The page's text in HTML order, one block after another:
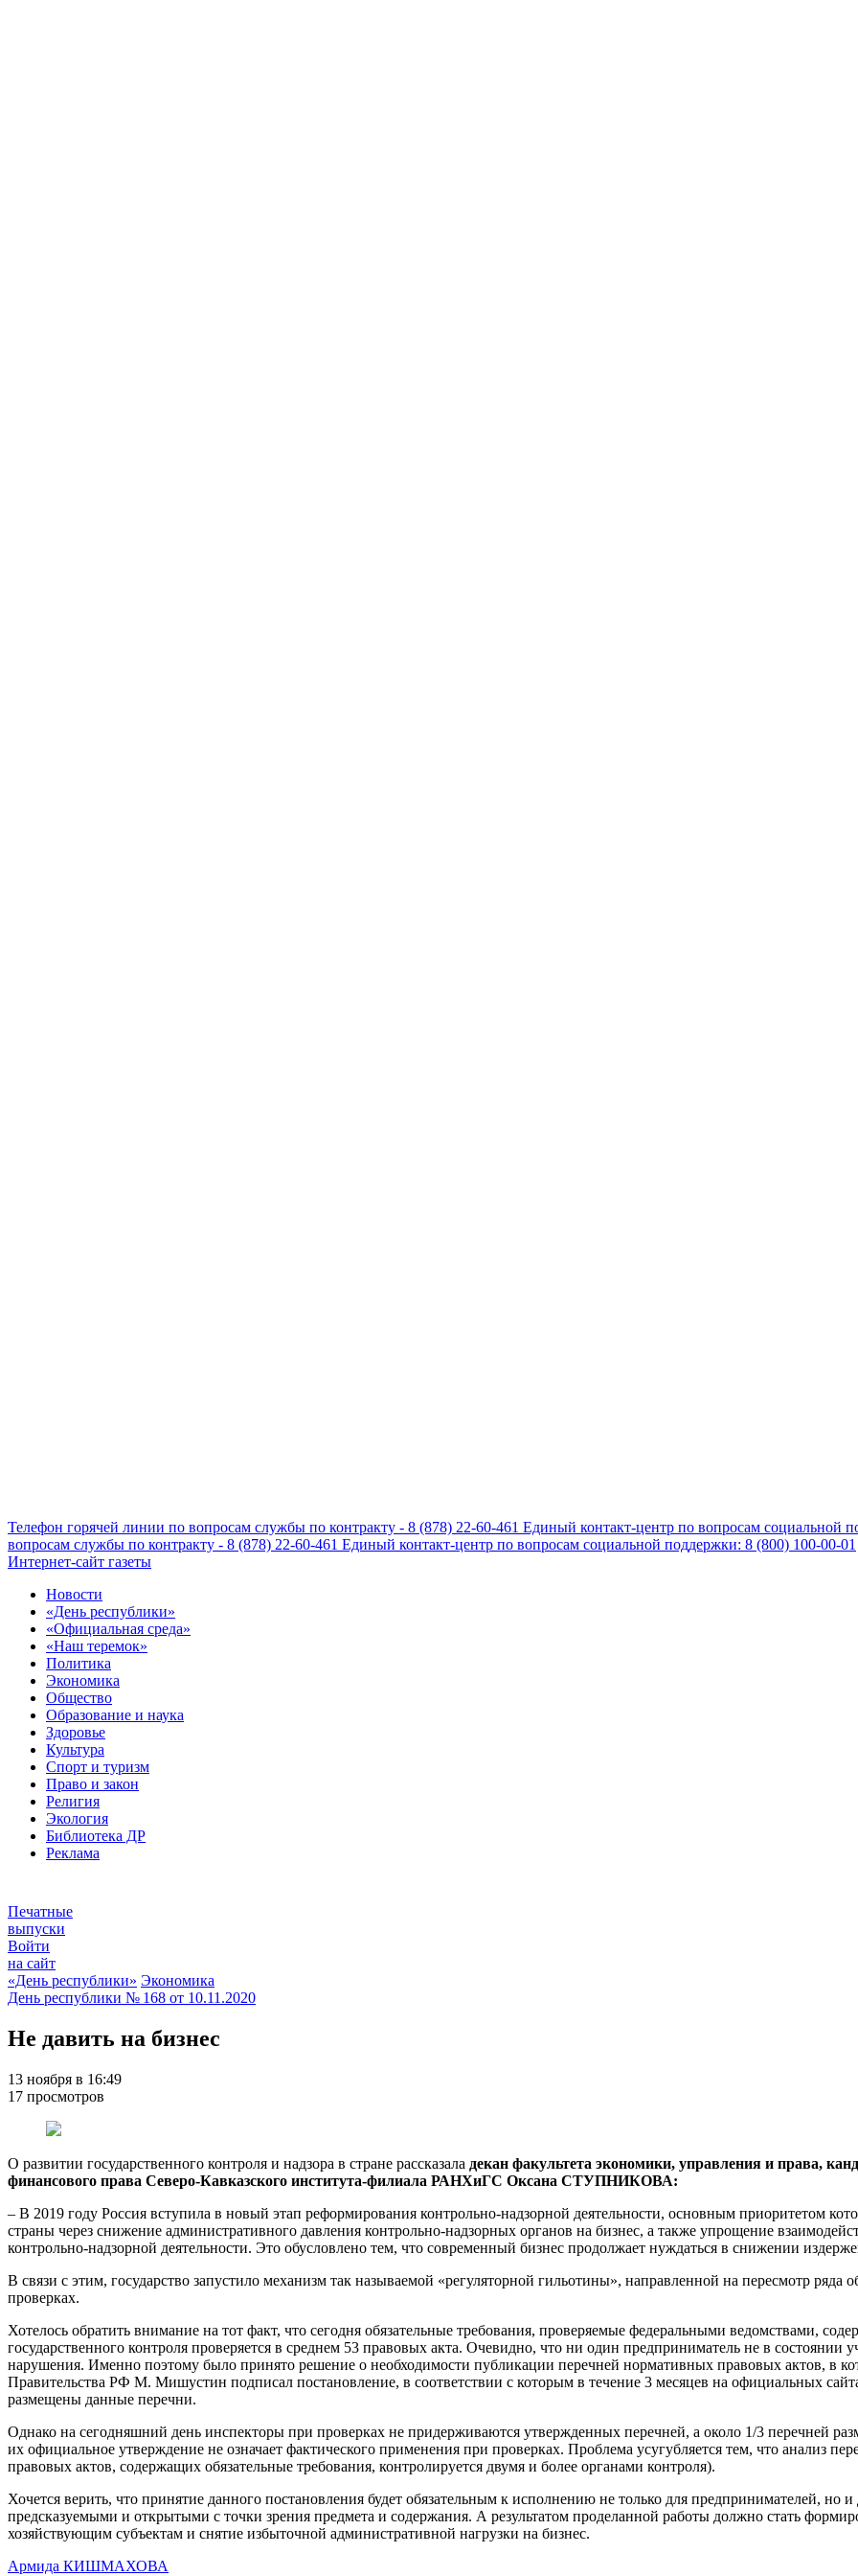
Телефон горячей линии по вопросам службы по контракту - 8 (878) 22-60-461 Единый контакт-центр по вопросам социальной
вопросам службы по контракту - 8 (878) 22-60-461 Единый контакт-центр по вопросам социальной поддержки: 8 (800) 100-00-01
Интернет-сайт газеты
Новости
«День республики»
«Официальная среда»
«Наш теремок»
Политика
Экономика
Общество
Образование и наука
Здоровье
Культура
Спорт и туризм
Право и закон
Религия
Экология
Библиотека ДР
Реклама
Печатные
выпуски
Войти
на сайт
«День республики» Экономика
День республики № 168 от 10.11.2020
Не давить на бизнес
13 ноября в 16:49
17 просмотров
О развитии государственного контроля и надзора в стране рассказала декан факультета экономики, управления и права,
финансового права Северо-Кавказского института-филиала РАНХиГС Оксана СТУПНИКОВА:
– В 2019 году Россия вступила в новый этап реформирования контрольно-надзорной деятельности, основным приоритетом
страны через снижение административного давления контрольно-надзорных органов на бизнес, а также упрощение
контрольно-надзорной деятельности. Это обусловлено тем, что современный бизнес продолжает нуждаться в снижении
В связи с этим, государство запустило механизм так называемой «регуляторной гильотины», направленной на пересмотр ряда
проверках.
Хотелось обратить внимание на тот факт, что сегодня обязательные требования, проверяемые федеральными ведомствами,
государственного контроля проверяется в среднем 53 правовых акта. Очевидно, что ни один предприниматель не в состоянии
нарушения. Именно поэтому было принято решение о необходимости публикации перечней нормативных правовых актов, в
Правительства РФ М. Мишустин подписал постановление, в соответствии с которым в течение 3 месяцев на официальных
размещены данные перечни.
Однако на сегодняшний день инспекторы при проверках не придерживаются утвержденных перечней, а около 1/3 перечней
их официальное утверждение не означает фактического применения при проверках. Проблема усугубляется тем, что анализ
правовых актов, содержащих обязательные требования, контролируется двумя и более органами контроля).
Хочется верить, что принятие данного постановления будет обязательным к исполнению не только для предпринимателей, но
предсказуемыми и открытыми с точки зрения предмета и содержания. А результатом проделанной работы должно стать
хозяйствующим субъектам и снятие избыточной административной нагрузки на бизнес.
Армида КИШМАХОВА